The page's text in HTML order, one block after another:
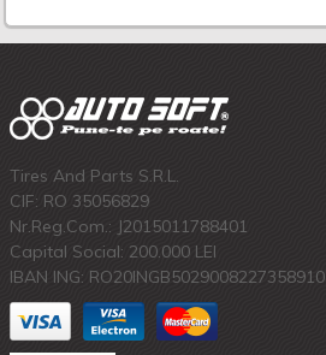
Tires And Parts S.R.L.
CIF: RO 35056829
Nr.Reg.Com.: J2015011788401
Capital Social: 200.000 LEI
IBAN ING: RO20INGB5029008227358910